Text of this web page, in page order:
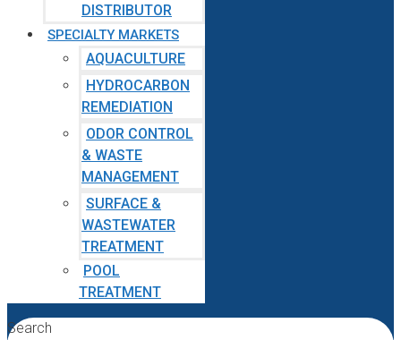
DISTRIBUTOR
SPECIALTY MARKETS
AQUACULTURE
HYDROCARBON
REMEDIATION
ODOR CONTROL
& WASTE
MANAGEMENT
SURFACE &
WASTEWATER
TREATMENT
POOL
TREATMENT
Search